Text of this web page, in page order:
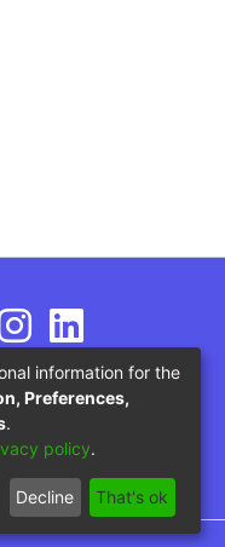
information for the
Preferences,
.
policy.
Decline That's ok